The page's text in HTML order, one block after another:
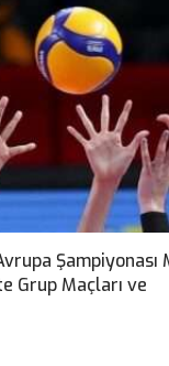
Şampiyonası
Grup Maçları ve